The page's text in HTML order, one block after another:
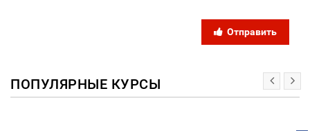
Отправить
ПОПУЛЯРНЫЕ КУРСЫ